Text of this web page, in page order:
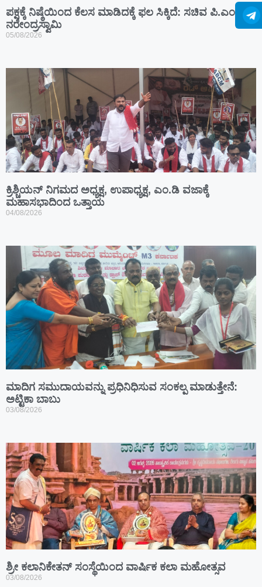
ಪಕ್ಷಕ್ಕೆ ನಿಷ್ಠೆಯಿಂದ ಕೆಲಸ ಮಾಡಿದಕ್ಕೆ ಫಲ ಸಿಕ್ಕಿದೆ: ಸಚಿವ ಪಿ.ಎಂ.
ನರೇಂದ್ರಸ್ವಾಮಿ
05/08/2026
ಕ್ರಿಶ್ಚಿಯನ್ ನಿಗಮದ ಅಧ್ಯಕ್ಷ, ಉಪಾಧ್ಯಕ್ಷ, ಎಂ.ಡಿ ವಜಾಕ್ಕೆ
ಮಹಾಸಭಾದಿಂದ ಒತ್ತಾಯ
04/08/2026
ಮಾದಿಗ ಸಮುದಾಯವನ್ನು ಪ್ರಧಿನಿಧಿಸುವ ಸಂಕಲ್ಪ ಮಾಡುತ್ತೇನೆ:
ಅಟ್ಟಿಕಾ ಬಾಬು
03/08/2026
ಶ್ರೀ ಕಲಾನಿಕೇತನ್ ಸಂಸ್ಥೆಯಿಂದ ವಾರ್ಷಿಕ ಕಲಾ ಮಹೋತ್ಸವ
03/08/2026